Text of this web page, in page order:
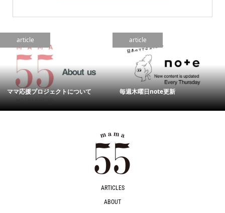
article
ママ応援プロジェクトについて
article
毎週木曜日note更新
ARTICLES
ABOUT